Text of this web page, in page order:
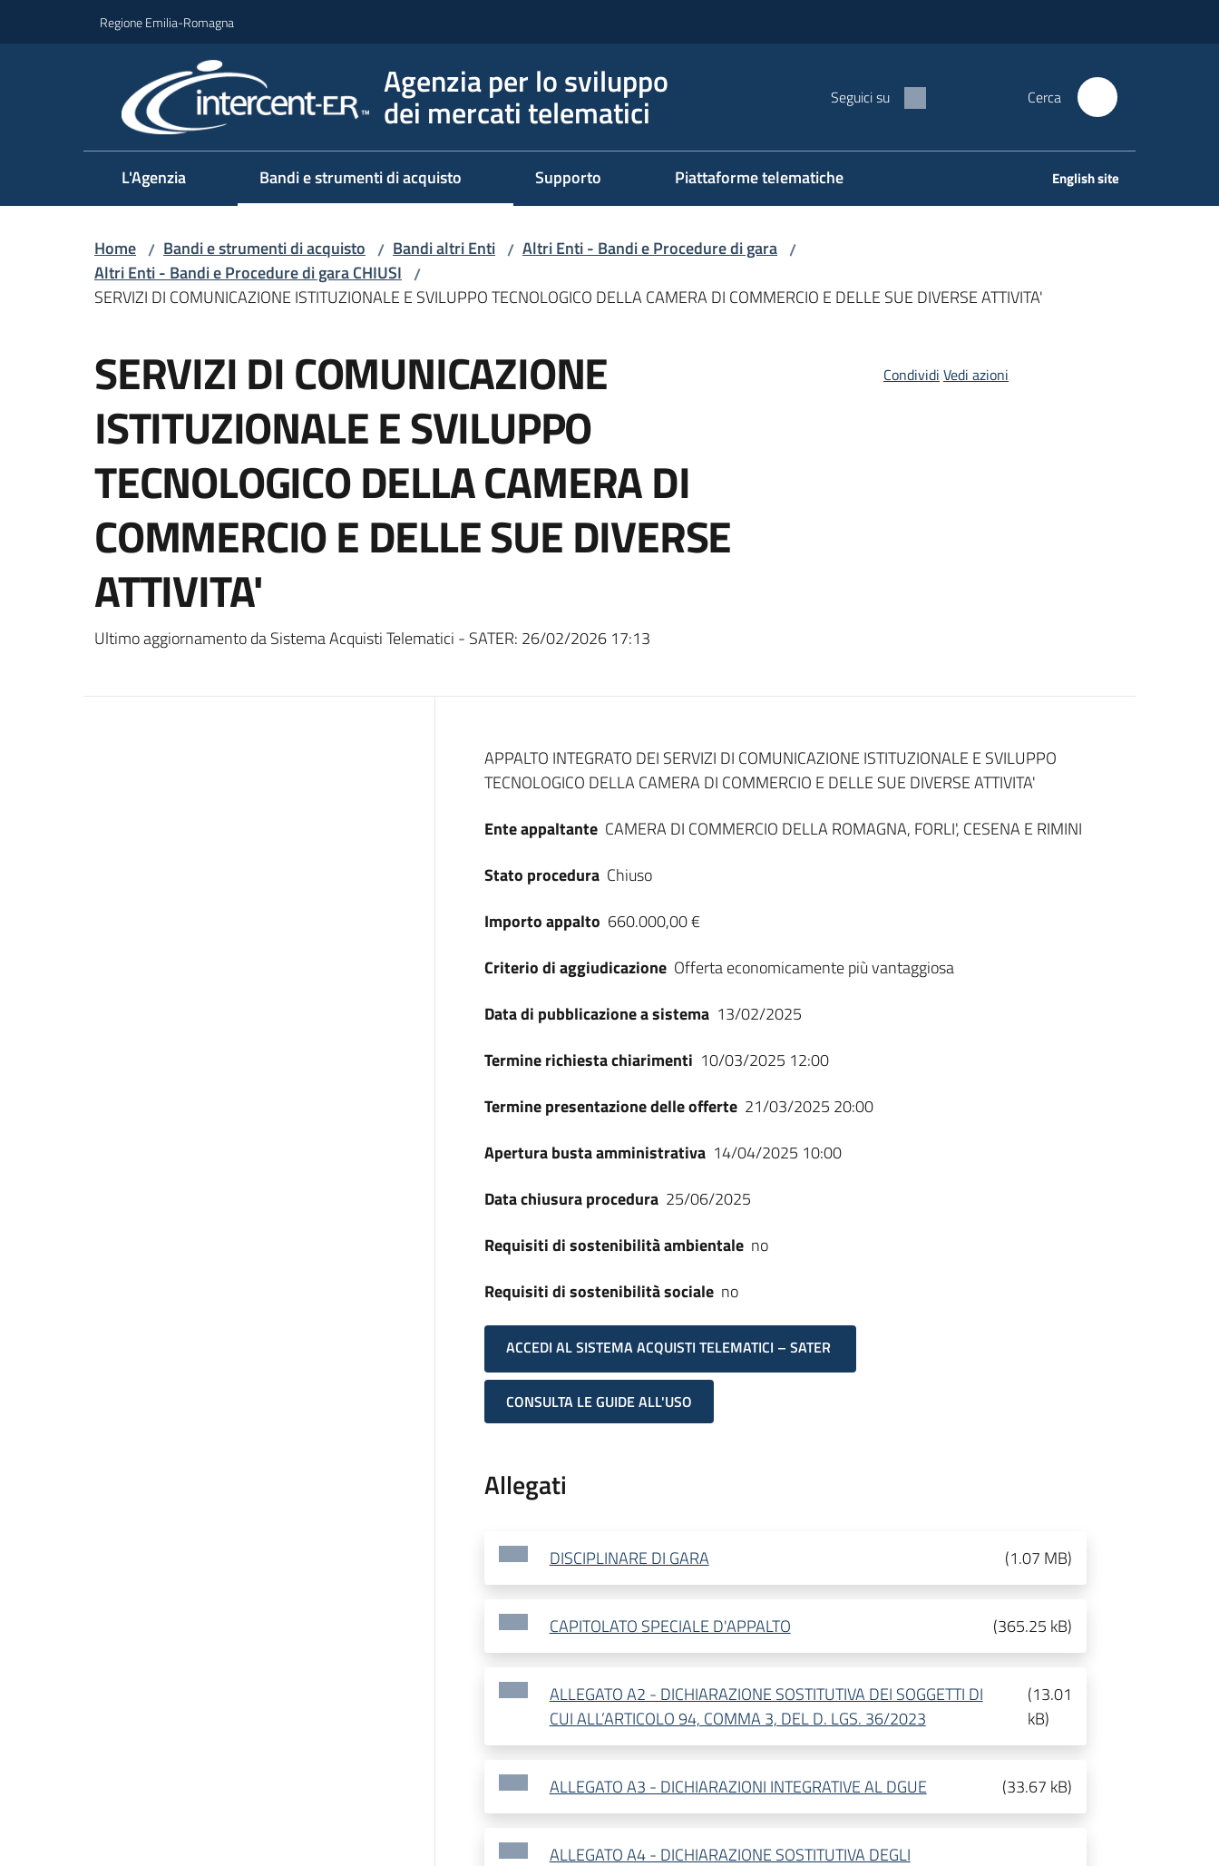
Regione Emilia-Romagna
Agenzia per lo sviluppo
dei mercati telematici Seguici su Cerca
L'Agenzia Bandi e strumenti di acquisto Supporto Piattaforme telematiche English site
Home / Bandi e strumenti di acquisto / Bandi altri Enti / Altri Enti - Bandi e Procedure di gara /
Altri Enti - Bandi e Procedure di gara CHIUSI /
SERVIZI DI COMUNICAZIONE ISTITUZIONALE E SVILUPPO TECNOLOGICO DELLA CAMERA DI COMMERCIO E DELLE SUE DIVERSE ATTIVITA'
SERVIZI DI COMUNICAZIONE
ISTITUZIONALE E SVILUPPO
TECNOLOGICO DELLA CAMERA DI
COMMERCIO E DELLE SUE DIVERSE
ATTIVITA'
Ultimo aggiornamento da Sistema Acquisti Telematici - SATER: 26/02/2026 17:13
Condividi Vedi azioni
Dati del bando
APPALTO INTEGRATO DEI SERVIZI DI COMUNICAZIONE ISTITUZIONALE E SVILUPPO
TECNOLOGICO DELLA CAMERA DI COMMERCIO E DELLE SUE DIVERSE ATTIVITA'
Ente appaltante CAMERA DI COMMERCIO DELLA ROMAGNA, FORLI', CESENA E RIMINI
Stato procedura Chiuso
Importo appalto 660.000,00 €
Criterio di aggiudicazione Offerta economicamente più vantaggiosa
Data di pubblicazione a sistema 13/02/2025
Termine richiesta chiarimenti 10/03/2025 12:00
Termine presentazione delle offerte 21/03/2025 20:00
Apertura busta amministrativa 14/04/2025 10:00
Data chiusura procedura 25/06/2025
Requisiti di sostenibilità ambientale no
Requisiti di sostenibilità sociale no
ACCEDI AL SISTEMA ACQUISTI TELEMATICI – SATER
CONSULTA LE GUIDE ALL'USO
Allegati
DISCIPLINARE DI GARA (1.07 MB)
CAPITOLATO SPECIALE D'APPALTO (365.25 kB)
ALLEGATO A2 - DICHIARAZIONE SOSTITUTIVA DEI SOGGETTI DI
CUI ALL’ARTICOLO 94, COMMA 3, DEL D. LGS. 36/2023
(13.01
kB)
ALLEGATO A3 - DICHIARAZIONI INTEGRATIVE AL DGUE (33.67 kB)
ALLEGATO A4 - DICHIARAZIONE SOSTITUTIVA DEGLI